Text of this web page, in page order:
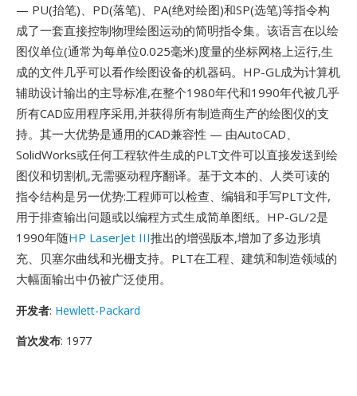
— PU(抬笔)、PD(落笔)、PA(绝对绘图)和SP(选笔)等指令构
成了一套直接控制物理绘图运动的简明指令集。该语言在以绘
图仪单位(通常为每单位0.025毫米)度量的坐标网格上运行,生
成的文件几乎可以看作绘图设备的机器码。HP-GL成为计算机
辅助设计输出的主导标准,在整个1980年代和1990年代被几乎
所有CAD应用程序采用,并获得所有制造商生产的绘图仪的支
持。其一大优势是通用的CAD兼容性 — 由AutoCAD、
SolidWorks或任何工程软件生成的PLT文件可以直接发送到绘
图仪和切割机,无需驱动程序翻译。基于文本的、人类可读的
指令结构是另一优势:工程师可以检查、编辑和手写PLT文件,
用于排查输出问题或以编程方式生成简单图纸。HP-GL/2是
1990年随HP LaserJet III推出的增强版本,增加了多边形填
充、贝塞尔曲线和光栅支持。PLT在工程、建筑和制造领域的
大幅面输出中仍被广泛使用。
开发者: Hewlett-Packard
首次发布: 1977